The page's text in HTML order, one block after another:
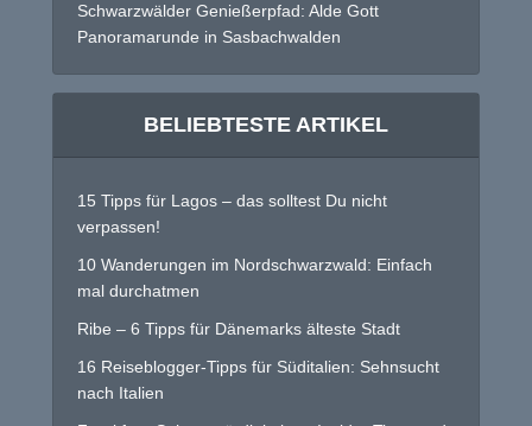
Schwarzwälder Genießerpfad: Alde Gott
Panoramarunde in Sasbachwalden
BELIEBTESTE ARTIKEL
15 Tipps für Lagos – das solltest Du nicht
verpassen!
10 Wanderungen im Nordschwarzwald: Einfach
mal durchatmen
Ribe – 6 Tipps für Dänemarks älteste Stadt
16 Reiseblogger-Tipps für Süditalien: Sehnsucht
nach Italien